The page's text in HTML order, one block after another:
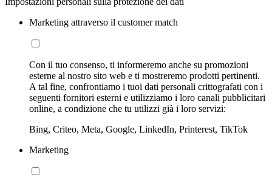
Marketing attraverso il customer match
Con il tuo consenso, ti informeremo anche su promozioni
esterne al nostro sito web e ti mostreremo prodotti pertinenti.
A tal fine, confrontiamo i tuoi dati personali crittografati con i
seguenti fornitori esterni e utilizziamo i loro canali pubblicitari
online, a condizione che tu utilizzi già i loro servizi:
Bing, Criteo, Meta, Google, LinkedIn, Printerest, TikTok
Marketing